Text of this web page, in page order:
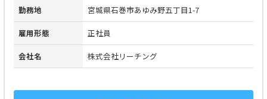
勤務地 宮城県石巻市あゆみ野五丁目1-7
雇用形態 正社員
会社名 株式会社リーチング